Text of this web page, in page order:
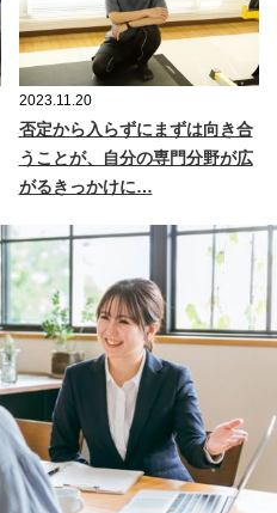
2023.11.20
否定から入らずにまずは向き合
うことが、自分の専門分野が広
がるきっかけに…